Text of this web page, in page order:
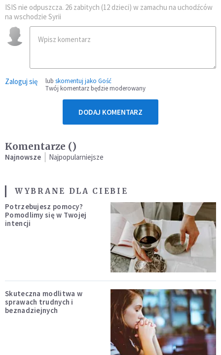
ISIS nie odpuszcza. 26 zabitych (12 dzieci) w zamachu na uchodźców
na wschodzie Syrii
Zaloguj się lub skomentuj jako Gość
Twój komentarz będzie moderowany
DODAJ KOMENTARZ
Komentarze ()
Najnowsze Najpopularniejsze
WYBRANE DLA CIEBIE
Potrzebujesz pomocy?
Pomodlimy się w Twojej
intencji
Skuteczna modlitwa w
sprawach trudnych i
beznadziejnych